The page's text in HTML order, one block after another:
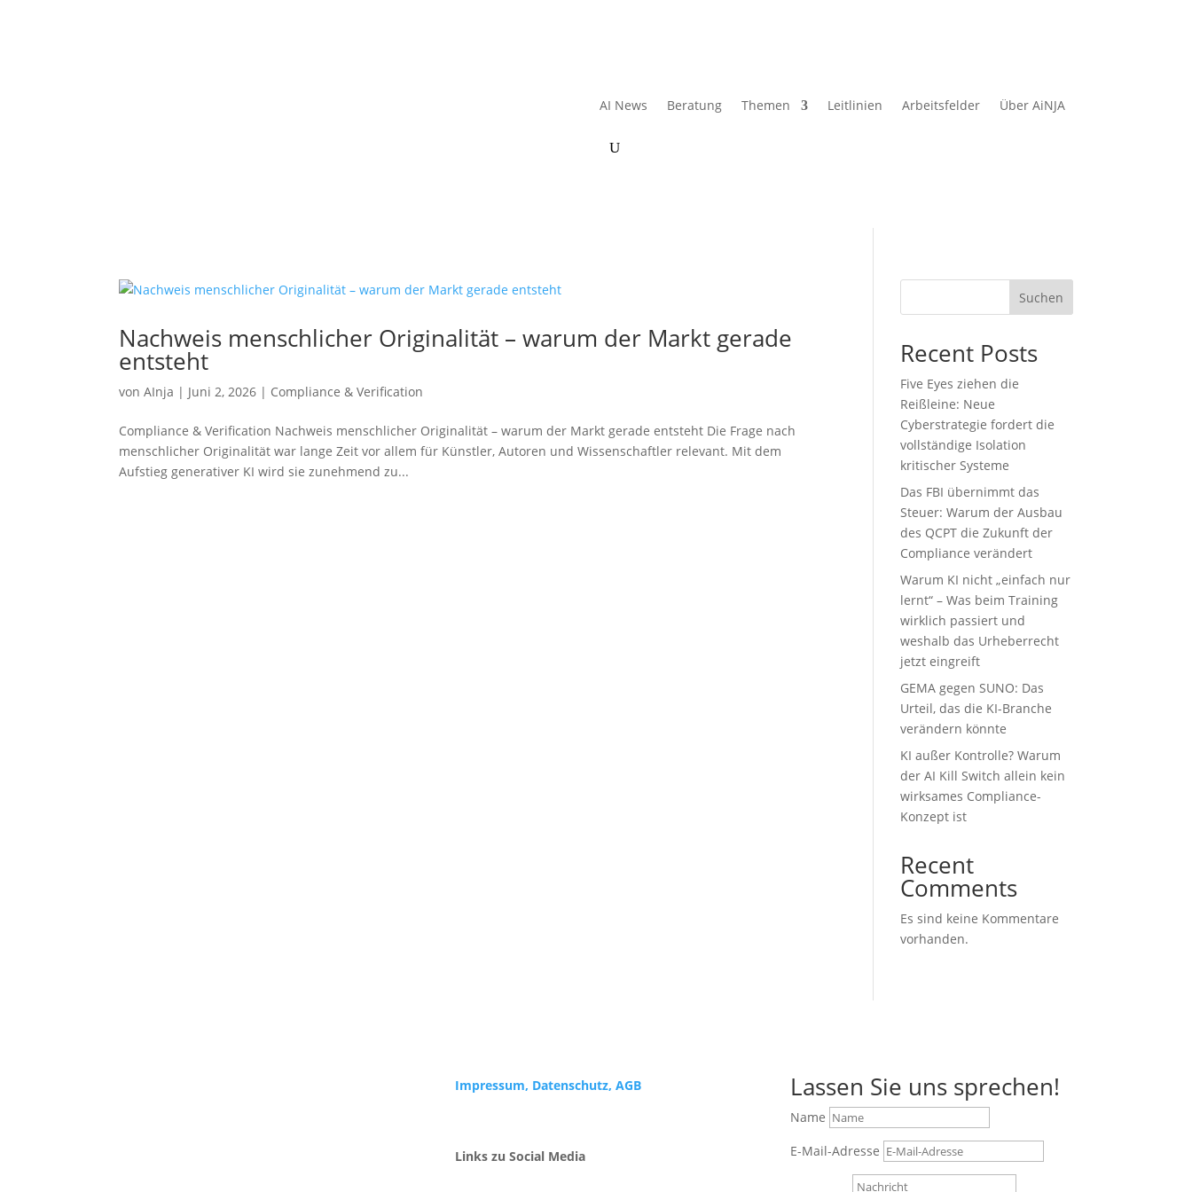
AI News Beratung Themen Leitlinien Arbeitsfelder Über AiNJA
Nachweis menschlicher Originalität – warum der Markt gerade
entsteht
vonAInja | Juni 2, 2026 | Compliance & Verification
Compliance & Verification Nachweis menschlicher Originalität – warum der Markt gerade entsteht Die Frage nach
menschlicher Originalität war lange Zeit vor allem für Künstler, Autoren und Wissenschaftler relevant. Mit dem
Aufstieg generativer KI wird sie zunehmend zu...
Suchen
Recent Posts
Five Eyes ziehen die
Reißleine: Neue
Cyberstrategie fordert die
vollständige Isolation
kritischer Systeme
Das FBI übernimmt das
Steuer: Warum der Ausbau
des QCPT die Zukunft der
Compliance verändert
Warum KI nicht „einfach nur
lernt“ – Was beim Training
wirklich passiert und
weshalb das Urheberrecht
jetzt eingreift
GEMA gegen SUNO: Das
Urteil, das die KI-Branche
verändern könnte
KI außer Kontrolle? Warum
der AI Kill Switch allein kein
wirksames Compliance-
Konzept ist
Recent
Comments
Es sind keine Kommentare
vorhanden.
Impressum, Datenschutz, AGB
Links zu Social Media
Lassen Sie uns sprechen!
Name
E-Mail-Adresse